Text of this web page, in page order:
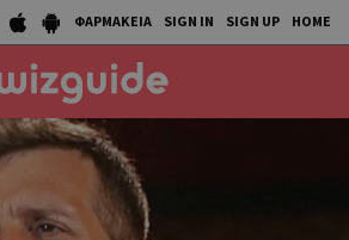
ΦΑΡΜΑΚΕΙΑ SIGN IN SIGN UP HOME